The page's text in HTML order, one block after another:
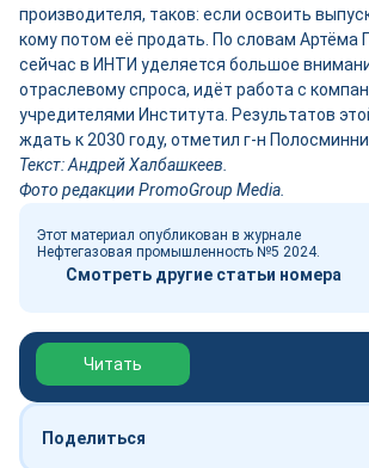
производителя, таков: если освоить
кому потом её продать. По словам Артёма
сейчас в ИНТИ уделяется большое
отраслевому спроса, идёт работа с
учредителями Института. Результатов
ждать к 2030 году, отметил г-н
Текст: Андрей Халбашкеев.
Фото редакции PromoGroup Media.
Этот материал опубликован в журнале
Нефтегазовая промышленность №5 2024.
Смотреть другие статьи номера
Читать
Поделиться